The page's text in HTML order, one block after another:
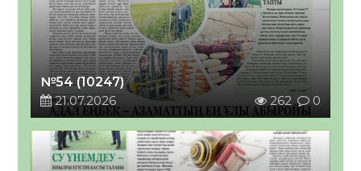
№54 (10247)
21.07.2026
262 0